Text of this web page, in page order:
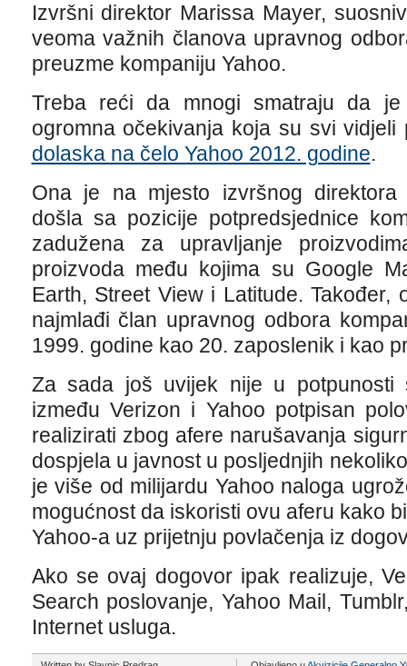
Izvršni direktor Marissa Mayer,
veoma važnih članova upravnog
preuzme kompaniju Yahoo.
Treba reći da mnogi smatraju da je
ogromna očekivanja koja su svi
dolaska na čelo Yahoo 2012. godine.
Ona je na mjesto izvršnog direktora
došla sa pozicije potpredsjednice
zadužena za upravljanje
proizvoda među kojima su Google
Earth, Street View i Latitude.
najmlađi član upravnog odbora
1999. godine kao 20. zaposlenik i kao
Za sada još uvijek nije u
između Verizon i Yahoo potpisan
realizirati zbog afere narušavanja
dospjela u javnost u posljednjih
je više od milijardu Yahoo naloga
mogućnost da iskoristi ovu aferu kako
Yahoo-a uz prijetnju povlačenja iz
Ako se ovaj dogovor ipak realizuje,
Search poslovanje, Yahoo Mail,
Internet usluga.